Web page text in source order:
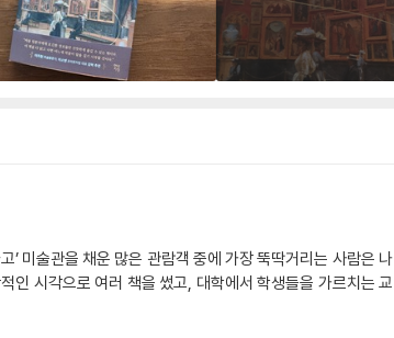
’ 미술관을 채운 많은 관람객 중에 가장 뚝딱거리는 사람은 나
인 시각으로 여러 책을 썼고, 대학에서 학생들을 가르치는 교